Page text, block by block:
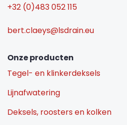
+32 (0)483 052 115
bert.claeys@lsdrain.eu
Onze producten
Tegel- en klinkerdeksels
Lijnafwatering
Deksels, roosters en kolken